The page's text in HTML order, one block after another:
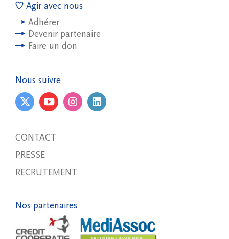
Agir avec nous
Adhérer
Devenir partenaire
Faire un don
Nous suivre
CONTACT
PRESSE
RECRUTEMENT
Nos partenaires